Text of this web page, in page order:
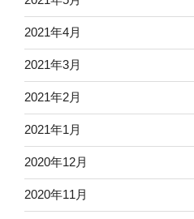
2021年4月
2021年3月
2021年2月
2021年1月
2020年12月
2020年11月